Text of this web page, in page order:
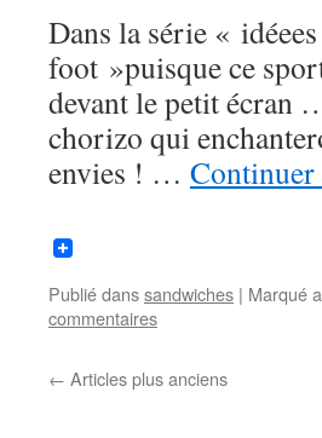
Dans la série «
foot »puisque ce
devant le petit écran
chorizo qui
envies ! …
Publié danssandwiches | Marqué
commentaires
← Articles plus anciens